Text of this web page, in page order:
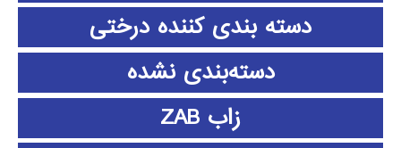
دسته بندی کننده درختی
دسته‌بندی نشده
زاب ZAB